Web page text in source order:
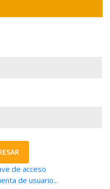
de acceso
de usuario...